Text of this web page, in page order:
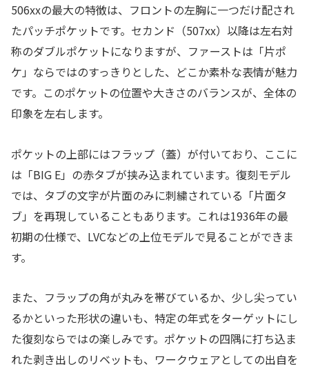
506xxの最大の特徴は、フロントの左胸に一つだけ配され
たパッチポケットです。セカンド（507xx）以降は左右対
称のダブルポケットになりますが、ファーストは「片ポ
ケ」ならではのすっきりとした、どこか素朴な表情が魅力
です。このポケットの位置や大きさのバランスが、全体の
印象を左右します。
ポケットの上部にはフラップ（蓋）が付いており、ここに
は「BIG E」の赤タブが挟み込まれています。復刻モデル
では、タブの文字が片面のみに刺繍されている「片面タ
ブ」を再現していることもあります。これは1936年の最
初期の仕様で、LVCなどの上位モデルで見ることができま
す。
また、フラップの角が丸みを帯びているか、少し尖ってい
るかといった形状の違いも、特定の年式をターゲットにし
た復刻ならではの楽しみです。ポケットの四隅に打ち込ま
れた剥き出しのリベットも、ワークウェアとしての出自を